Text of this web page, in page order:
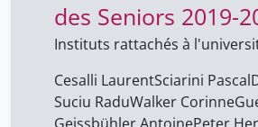
des Seniors 2019-
Instituts rattachés à
Cesalli LaurentSciarini Pascal
Suciu RaduWalker Corinne